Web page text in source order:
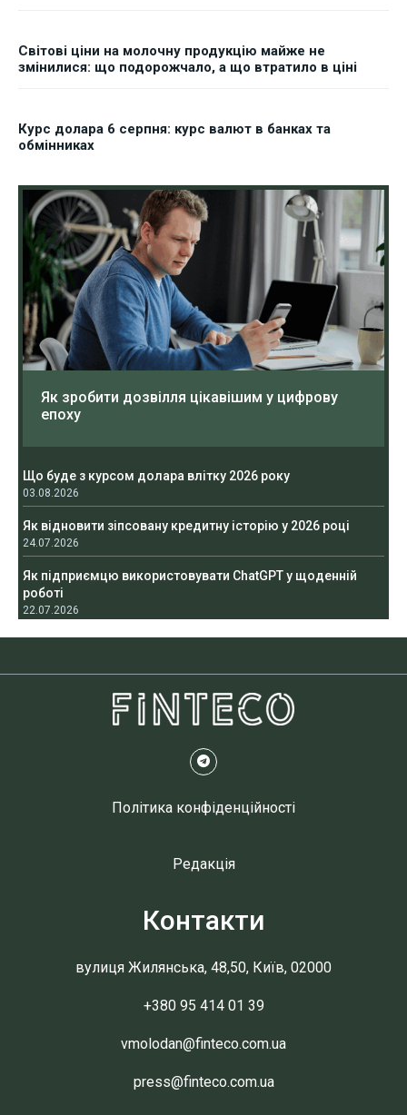
Світові ціни на молочну продукцію майже не
змінилися: що подорожчало, а що втратило в ціні
Курс долара 6 серпня: курс валют в банках та
обмінниках
Як зробити дозвілля цікавішим у цифрову
епоху
Що буде з курсом долара влітку 2026 року
03.08.2026
Як відновити зіпсовану кредитну історію у 2026 році
24.07.2026
Як підприємцю використовувати ChatGPT у щоденній
роботі
22.07.2026
Політика конфіденційності
Редакція
Контакти
вулиця Жилянська, 48,50, Київ, 02000
+380 95 414 01 39
vmolodan@finteco.com.ua
press@finteco.com.ua